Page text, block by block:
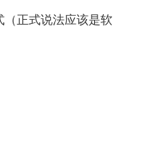
正式说法应该是软